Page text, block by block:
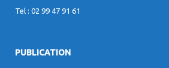
Tel : 02 99 47 91 61
PUBLICATION